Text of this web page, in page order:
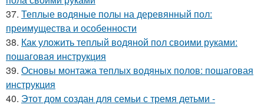
37. Теплые водяные полы на деревянный пол:
преимущества и особенности
38. Как уложить теплый водяной пол своими руками:
пошаговая инструкция
39. Основы монтажа теплых водяных полов: пошаговая
инструкция
40. Этот дом создан для семьи с тремя детьми -